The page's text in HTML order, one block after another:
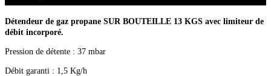
Détendeur de gaz propane SUR BOUTEILLE 13 KGS avec limiteur de
débit incorporé.
Pression de détente : 37 mbar
Débit garanti : 1,5 Kg/h